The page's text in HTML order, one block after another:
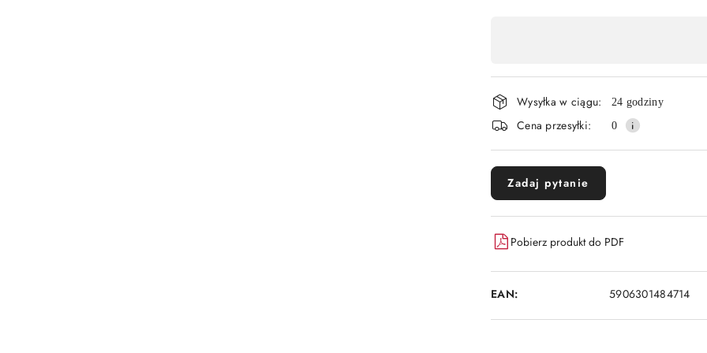
płatność
i
dostawa
Wysyłka w ciągu: 24 godziny
Cena przesyłki: 0
Zadaj pytanie
Pobierz produkt do PDF
EAN: 5906301484714